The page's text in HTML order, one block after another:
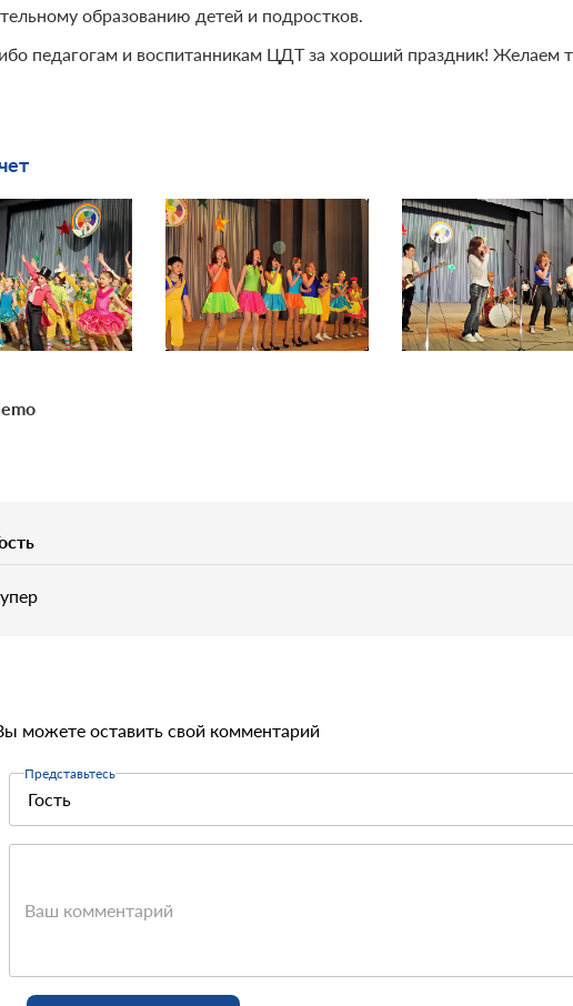
образованию детей и подростков.
педагогам и воспитанникам ЦДТ за хороший праздник! Желаем
можете оставить свой комментарий
Представьтесь
Ваш комментарий